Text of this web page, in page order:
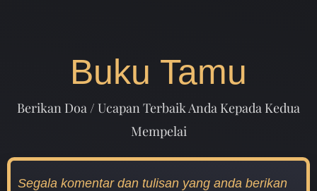
Buku Tamu
Berikan Doa / Ucapan Terbaik Anda Kepada Kedua
Mempelai
Segala komentar dan tulisan yang anda berikan